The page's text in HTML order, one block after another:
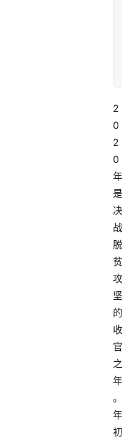
2
0
2
0
年
是
决
战
脱
贫
攻
坚
的
收
官
之
年
。
年
初